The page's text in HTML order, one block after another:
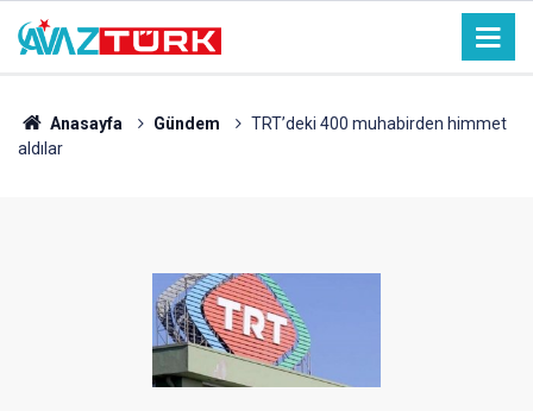
Anasayfa Gündem
TRT’deki 400 muhabirden himmet
aldılar